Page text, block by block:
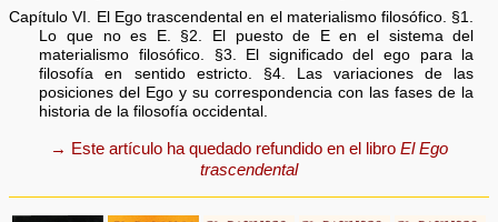
Capítulo VI. El Ego trascendental en el materialismo filosófico. §1.
Lo que no es E. §2. El puesto de E en el sistema del
materialismo filosófico. §3. El significado del ego para la
filosofía en sentido estricto. §4. Las variaciones de las
posiciones del Ego y su correspondencia con las fases de la
historia de la filosofía occidental.
→ Este artículo ha quedado refundido en el libro El Ego
trascendental